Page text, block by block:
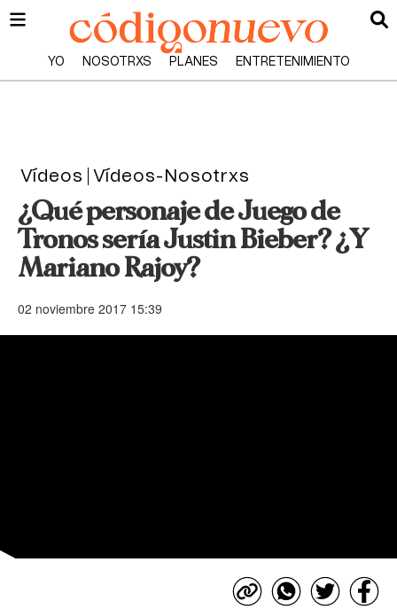
YO NOSOTRXS PLANES ENTRETENIMIENTO
Vídeos Vídeos-Nosotrxs
¿Qué personaje de Juego de
Tronos sería Justin Bieber? ¿Y
Mariano Rajoy?
02 noviembre 2017 15:39